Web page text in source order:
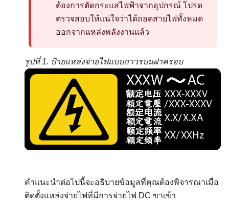
ต้องการตัดกระแสไฟฟ้าจากอุปกรณ์ โปรด
ตรวจสอบให้แน่ใจว่าได้ถอดสายไฟทั้งหมด
ออกจากแหล่งพลังงานแล้ว
รูปที่ 1. ป้ายแหล่งจ่ายไฟแบบถาวรบนฝาครอบ
คำแนะนำต่อไปนี้จะอธิบายข้อมูลที่คุณต้องพิจารณาเมื่อ
ติดตั้งแหล่งจ่ายไฟที่มีการจ่ายไฟ DC ขาเข้า